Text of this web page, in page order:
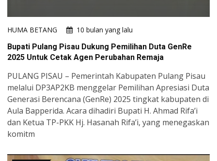
HUMA BETANG
10 bulan yang lalu
Bupati Pulang Pisau Dukung Pemilihan Duta GenRe
2025 Untuk Cetak Agen Perubahan Remaja
PULANG PISAU – Pemerintah Kabupaten Pulang Pisau
melalui DP3AP2KB menggelar Pemilihan Apresiasi Duta
Generasi Berencana (GenRe) 2025 tingkat kabupaten di
Aula Bapperida. Acara dihadiri Bupati H. Ahmad Rifa’i
dan Ketua TP-PKK Hj. Hasanah Rifa’i, yang menegaskan
komitm